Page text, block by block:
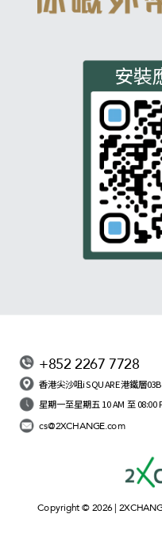
安裝
+852 2267 7728
香港尖沙咀iSQUARE港鐵層
星期一至星期五 10 AM 至
cs@2XCHANGE.com
Copyright © 2026 |